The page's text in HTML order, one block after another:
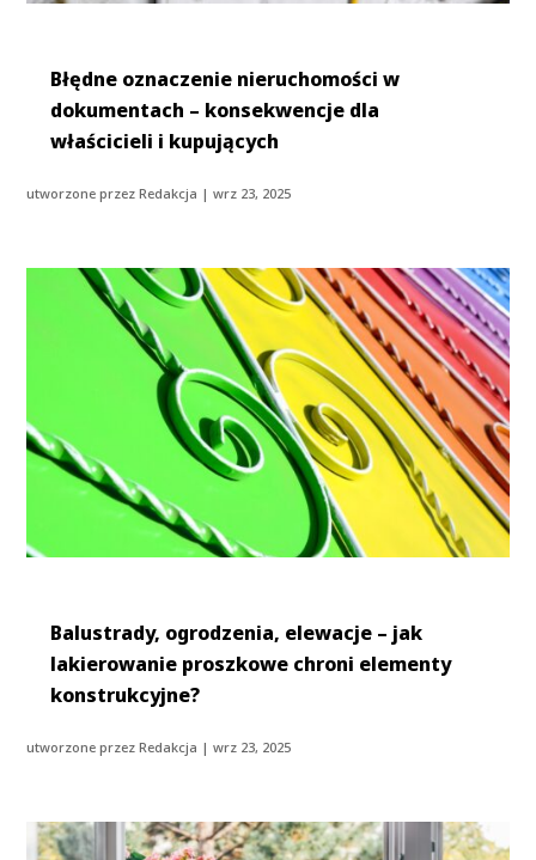
Błędne oznaczenie nieruchomości w
dokumentach – konsekwencje dla
właścicieli i kupujących
utworzone przezRedakcja |wrz 23, 2025
Balustrady, ogrodzenia, elewacje – jak
lakierowanie proszkowe chroni elementy
konstrukcyjne?
utworzone przezRedakcja |wrz 23, 2025